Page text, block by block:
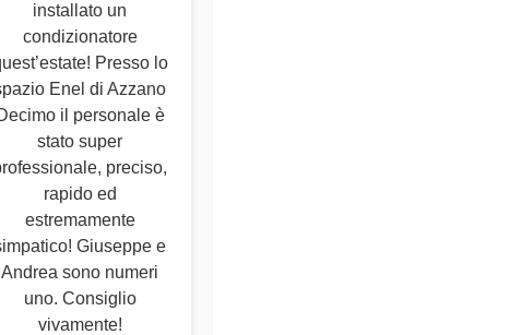
installato un
condizionatore
Presso lo
Enel di Azzano
il personale è
stato super
preciso,
rapido ed
estremamente
Giuseppe e
Andrea sono numeri
uno. Consiglio
vivamente!